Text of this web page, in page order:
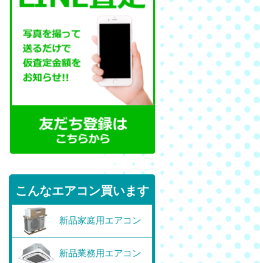
こんなエアコン買います
新品家庭用エアコン
新品業務用エアコン